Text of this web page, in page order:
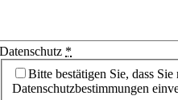
Datenschutz *
Bitte bestätigen Sie, dass Sie
Datenschutzbestimmungen